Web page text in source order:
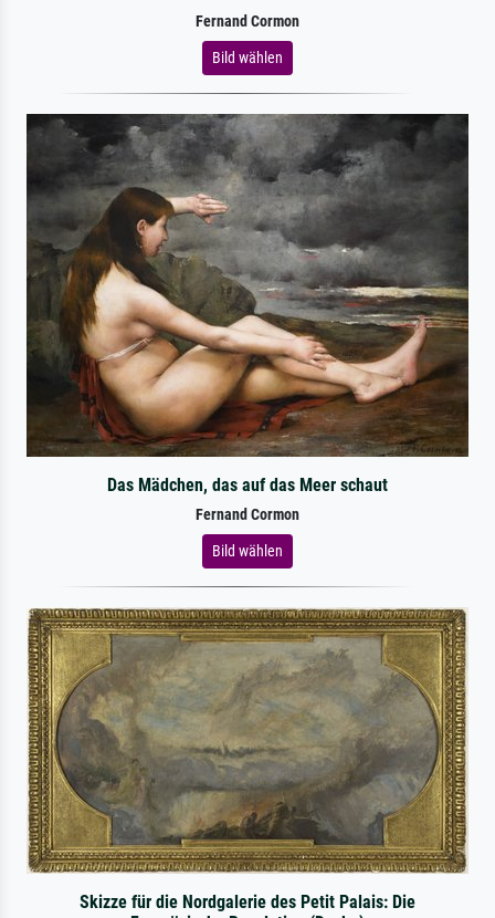
Fernand Cormon
Bild wählen
Das Mädchen, das auf das Meer schaut
Fernand Cormon
Bild wählen
Skizze für die Nordgalerie des Petit Palais: Die